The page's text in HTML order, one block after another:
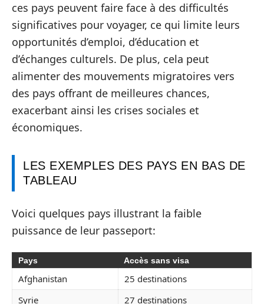
ces pays peuvent faire face à des difficultés
significatives pour voyager, ce qui limite leurs
opportunités d’emploi, d’éducation et
d’échanges culturels. De plus, cela peut
alimenter des mouvements migratoires vers
des pays offrant de meilleures chances,
exacerbant ainsi les crises sociales et
économiques.
LES EXEMPLES DES PAYS EN BAS DE
TABLEAU
Voici quelques pays illustrant la faible
puissance de leur passeport:
Pays Accès sans visa
Afghanistan
25 destinations
Syrie
27 destinations